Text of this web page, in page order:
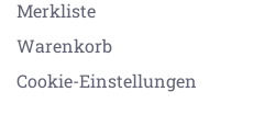
Merkliste
Warenkorb
Cookie-Einstellungen